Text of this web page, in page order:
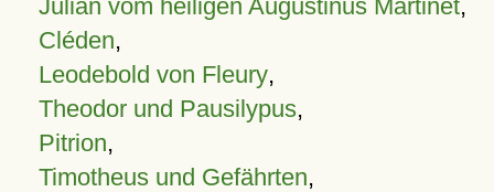
Julian vom heiligen Augustinus Martinet,
Cléden,
Leodebold von Fleury,
Theodor und Pausilypus,
Pitrion,
Timotheus und Gefährten,